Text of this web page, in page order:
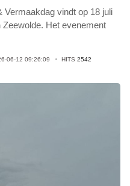
Vermaakdag vindt op 18 juli
Zeewolde. Het evenement
06-12 09:26:09 HITS 2542